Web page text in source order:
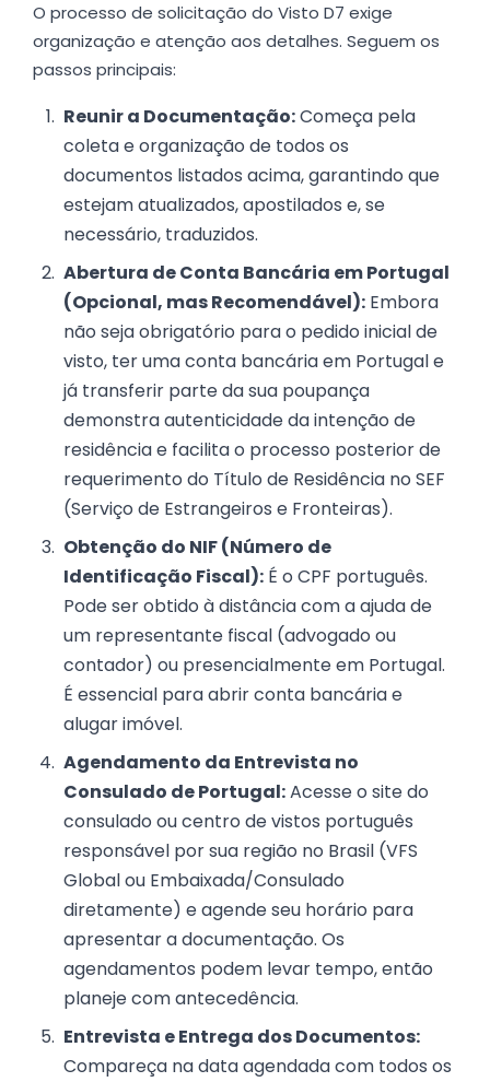
O processo de solicitação do Visto D7 exige
organização e atenção aos detalhes. Seguem os
passos principais:
Reunir a Documentação:Começa pela
coleta e organização de todos os
documentos listados acima, garantindo que
estejam atualizados, apostilados e, se
necessário, traduzidos.
Abertura de Conta Bancária em Portugal
(Opcional, mas Recomendável): Embora
não seja obrigatório para o pedido inicial de
visto, ter uma conta bancária em Portugal e
já transferir parte da sua poupança
demonstra autenticidade da intenção de
residência e facilita o processo posterior de
requerimento do Título de Residência no SEF
(Serviço de Estrangeiros e Fronteiras).
Obtenção do NIF (Número de
Identificação Fiscal): É o CPF português.
Pode ser obtido à distância com a ajuda de
um representante fiscal (advogado ou
contador) ou presencialmente em Portugal.
É essencial para abrir conta bancária e
alugar imóvel.
Agendamento da Entrevista no
Consulado de Portugal:Acesse o site do
consulado ou centro de vistos português
responsável por sua região no Brasil (VFS
Global ou Embaixada/Consulado
diretamente) e agende seu horário para
apresentar a documentação. Os
agendamentos podem levar tempo, então
planeje com antecedência.
Entrevista e Entrega dos Documentos:
Compareça na data agendada com todos os